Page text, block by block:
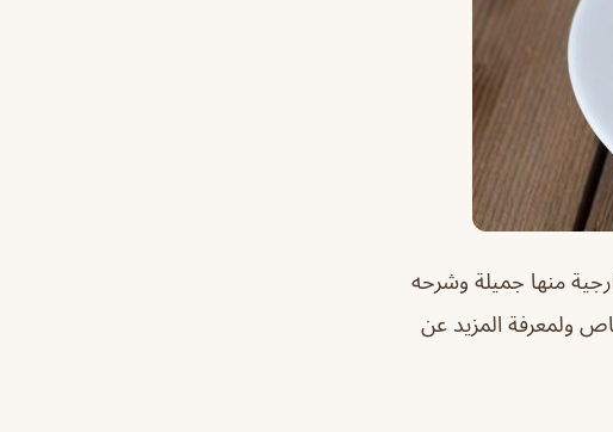
منها جميلة وشرحه
ولمعرفة المزيد عن